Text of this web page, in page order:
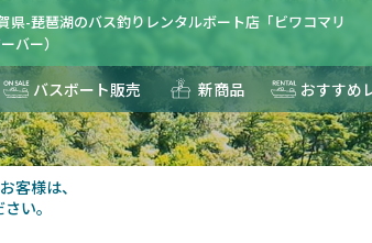
県-琵琶湖のバス釣りレンタルボート店「ビワコマリ
バー）
バスボート販売 新商品 おすすめ
客様は、
い。